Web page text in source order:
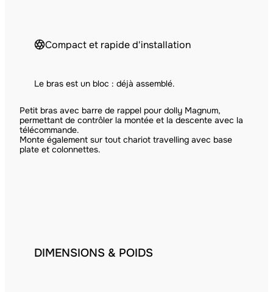
Compact et rapide d'installation
Le bras est un bloc : déjà assemblé.
Petit bras avec barre de rappel pour dolly Magnum,
permettant de contrôler la montée et la descente avec la
télécommande.
Monte également sur tout chariot travelling avec base
plate et colonnettes.
DIMENSIONS & POIDS